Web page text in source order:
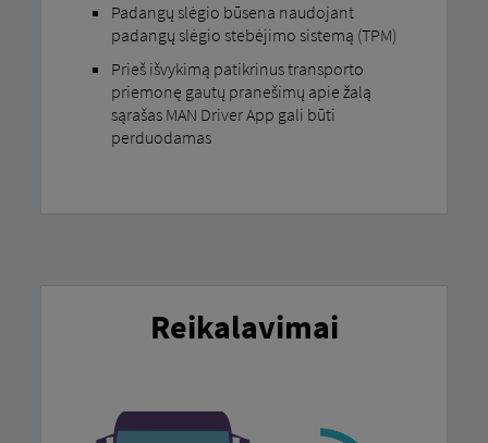
Padangų slėgio būsena naudojant
padangų slėgio stebėjimo sistemą (TPM)
Prieš išvykimą patikrinus transporto
priemonę gautų pranešimų apie žalą
sąrašas MAN Driver App gali būti
perduodamas
Reikalavimai